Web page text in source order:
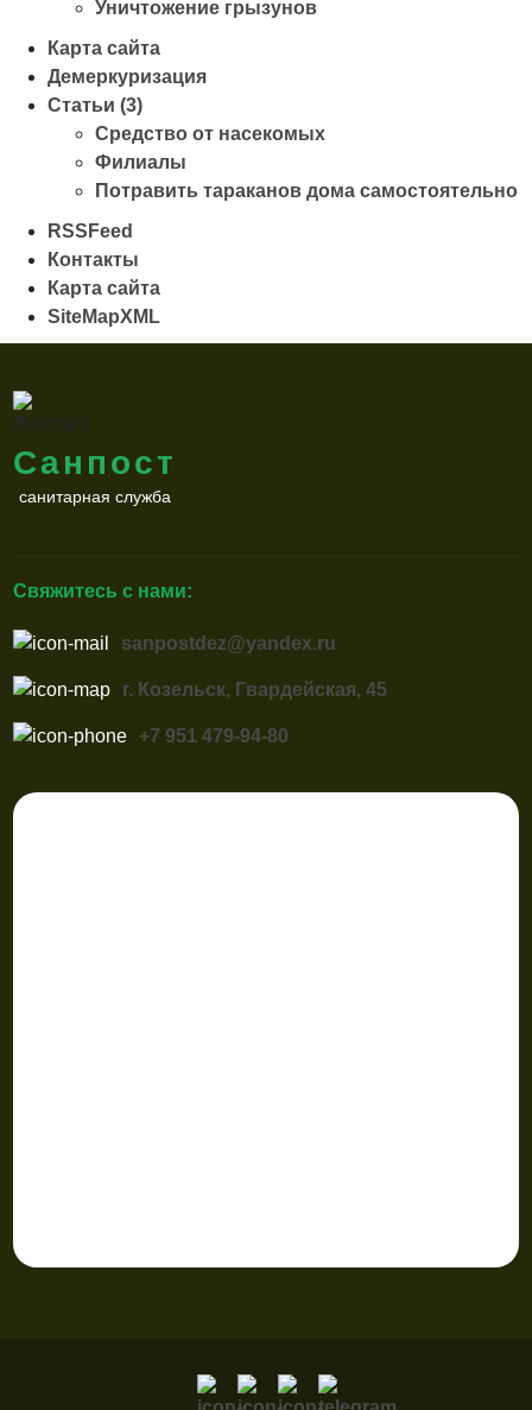
Уничтожение грызунов
Карта сайта
Демеркуризация
Статьи (3)
Средство от насекомых
Филиалы
Потравить тараканов дома самостоятельно
RSSFeed
Контакты
Карта сайта
SiteMapXML
Санпост
санитарная служба
Свяжитесь с нами:
sanpostdez@yandex.ru
г. Козельск, Гвардейская, 45
+7 951 479-94-80